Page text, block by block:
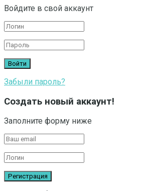
Войдите в свой аккаунт
Забыли пароль?
Создать новый аккаунт!
Заполните форму ниже